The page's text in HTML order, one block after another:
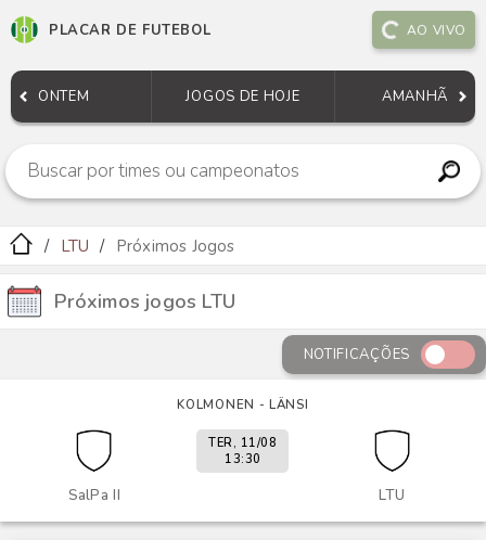
PLACAR DE FUTEBOL AO VIVO
ONTEM JOGOS DE HOJE AMANHÃ
LTU Próximos Jogos
Próximos jogos LTU
NOTIFICAÇÕES
KOLMONEN - LÄNSI
SalPa II LTU
TER, 11/08
13:30